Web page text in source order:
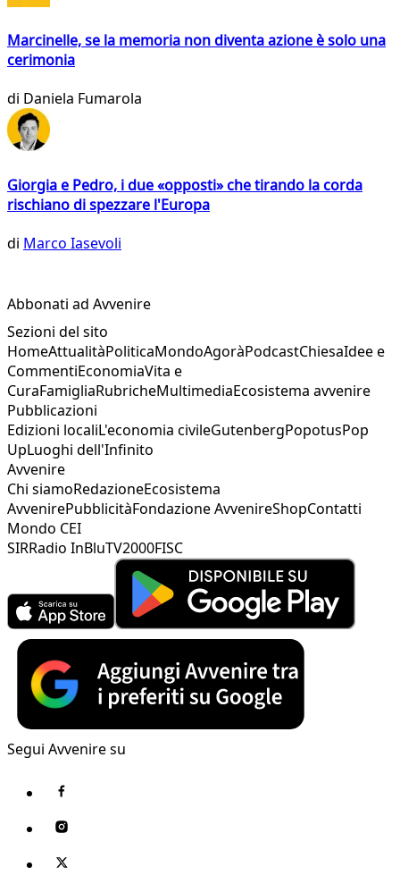
Marcinelle, se la memoria non diventa azione è solo una
cerimonia
di Daniela Fumarola
Giorgia e Pedro, i due «opposti» che tirando la corda
rischiano di spezzare l'Europa
di Marco Iasevoli
Abbonati ad Avvenire
Sezioni del sito
HomeAttualitàPoliticaMondoAgoràPodcastChiesaIdee e
CommentiEconomiaVita e
CuraFamigliaRubricheMultimediaEcosistema avvenire
Pubblicazioni
Edizioni localiL'economia civileGutenbergPopotusPop
UpLuoghi dell'Infinito
Avvenire
Chi siamoRedazioneEcosistema
AvvenirePubblicitàFondazione AvvenireShopContatti
Mondo CEI
SIRRadio InBluTV2000FISC
Segui Avvenire su